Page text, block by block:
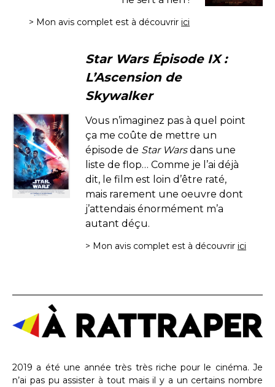
> Mon avis complet est à découvririci
Star Wars Épisode IX :
L’Ascension de
Skywalker
Vous n’imaginez pas à quel point
ça me coûte de mettre un
épisode de Star Warsdans une
liste de flop… Comme je l’ai déjà
dit, le film est loin d’être raté,
mais rarement une oeuvre dont
j’attendais énormément m’a
autant déçu.
> Mon avis complet est à découvrir ici
2019 a été une année très très riche pour le cinéma. Je
n’ai pas pu assister à tout mais il y a un certains nombre